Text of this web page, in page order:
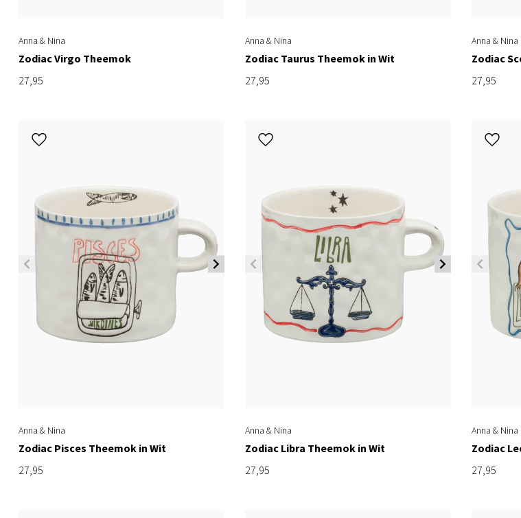
Anna & Nina
Zodiac Virgo Theemok
27,95
Anna & Nina
Zodiac Taurus Theemok in Wit
27,95
Anna & Nina
Zodiac
27,95
Anna & Nina
Zodiac Pisces Theemok in Wit
27,95
Anna & Nina
Zodiac Libra Theemok in Wit
27,95
Anna & Nina
Zodiac
27,95